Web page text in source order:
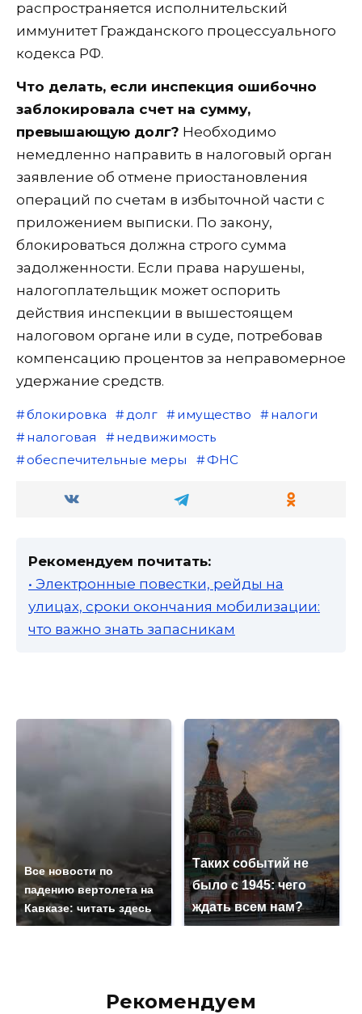
распространяется исполнительский
иммунитет Гражданского процессуального
кодекса РФ.
Что делать, если инспекция ошибочно
заблокировала счет на сумму,
превышающую долг? Необходимо
немедленно направить в налоговый орган
заявление об отмене приостановления
операций по счетам в избыточной части с
приложением выписки. По закону,
блокироваться должна строго сумма
задолженности. Если права нарушены,
налогоплательщик может оспорить
действия инспекции в вышестоящем
налоговом органе или в суде, потребовав
компенсацию процентов за неправомерное
удержание средств.
блокировка долг имущество
налоги
налоговая
недвижимость
обеспечительные меры
ФНС
Рекомендуем почитать:
• Электронные повестки, рейды на
улицах, сроки окончания мобилизации:
что важно знать запасникам
Все новости по
падению вертолета на
Кавказе: читать здесь
Таких событий не
было с 1945: чего
ждать всем нам?
Рекомендуем